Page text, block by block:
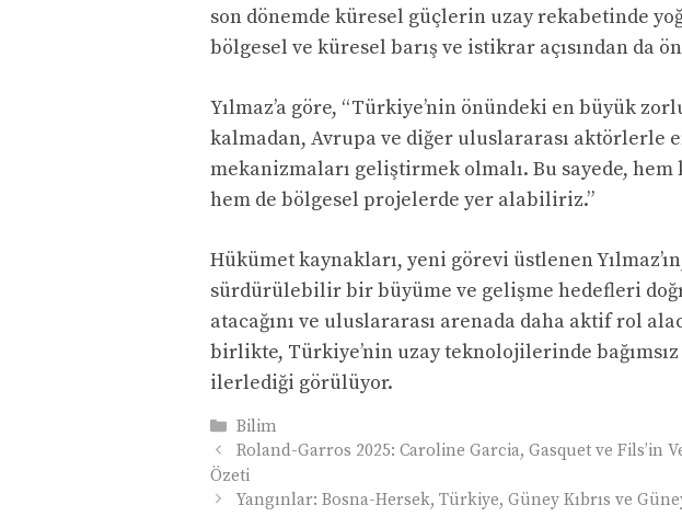
son dönemde küresel güçlerin uzay rekabetinde
bölgesel ve küresel barış ve istikrar açısından da
Yılmaz’a göre, “Türkiye’nin önündeki en büyük
kalmadan, Avrupa ve diğer uluslararası aktörlerle
mekanizmaları geliştirmek olmalı. Bu sayede,
hem de bölgesel projelerde yer alabiliriz.”
Hükümet kaynakları, yeni görevi üstlenen
sürdürülebilir bir büyüme ve gelişme hedefleri
atacağını ve uluslararası arenada daha aktif rol
birlikte, Türkiye’nin uzay teknolojilerinde
ilerlediği görülüyor.
Kategoriler
Bilim
Roland-Garros 2025: Caroline Garcia, Gasquet ve Fils’in
Özeti
Yangınlar: Bosna-Hersek, Türkiye, Güney Kıbrıs ve